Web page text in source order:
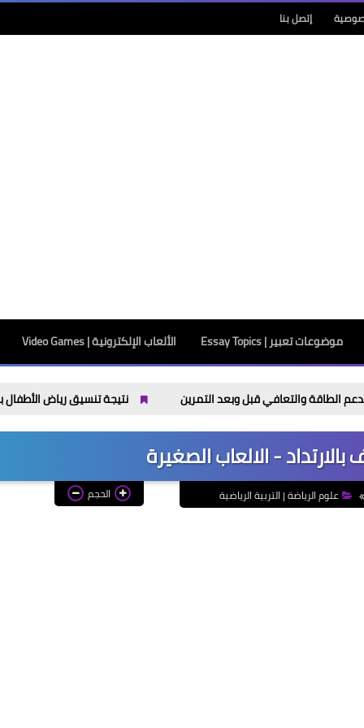
إتصل بنا
موضوعات تعبير | Essay Topics الألعاب الإلكترونية | Video Games
نتيجة تنسيق رياض الأطفال بالأزهر 2026 / 2027 اليوم.. رابط الاستعلام بالرقم القومي وموعد تسليم الملفات
- الالعاب الصغيرة
علوم الرياضة | التربية الرياضية الحجم